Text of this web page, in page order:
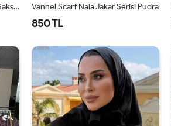
Vannel Scarf Naia Jakar Serisi Saks Mavisi Vannel Scarf Naia Jakar Serisi Pudra
850 TL